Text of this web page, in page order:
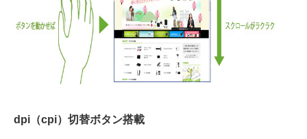
dpi（cpi）切替ボタン搭載